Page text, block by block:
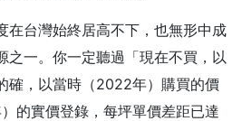
在台灣始終居高不下，也無形中成
之一。你一定聽過「現在不買，以
確，以當時（2022年）購買的價
的實價登錄，每坪單價差距已達